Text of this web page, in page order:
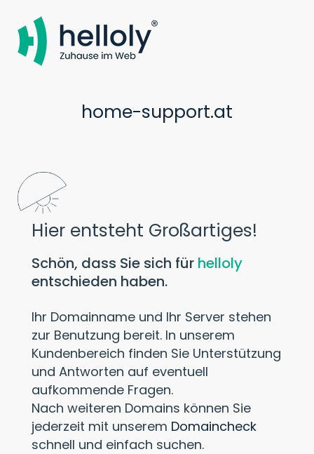
home-support.at
Hier entsteht Großartiges!
Schön, dass Sie sich für helloly
entschieden haben.
Ihr Domainname und Ihr Server stehen
zur Benutzung bereit. In unserem
Kundenbereich finden Sie Unterstützung
und Antworten auf eventuell
aufkommende Fragen.
Nach weiteren Domains können Sie
jederzeit mit unserem Domaincheck
schnell und einfach suchen.